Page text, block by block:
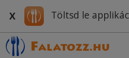
X Töltsd le